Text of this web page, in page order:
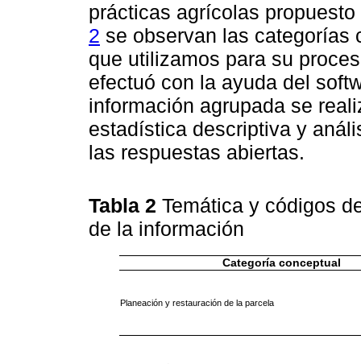
prácticas agrícolas
2 se observan las categorías
que utilizamos para su
efectuó con la ayuda del
información agrupada se
estadística descriptiva y
las respuestas abiertas.
Tabla 2 Temática y códigos
de la información
Categoría conceptual
Planeación y restauración de la parcela